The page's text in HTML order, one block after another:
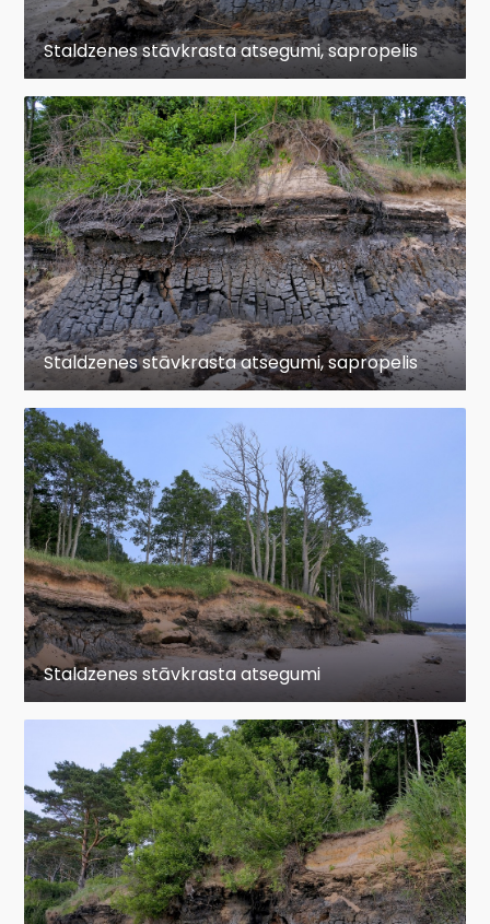
Staldzenes stāvkrasta atsegumi, sapropelis
Staldzenes stāvkrasta atsegumi, sapropelis
Staldzenes stāvkrasta atsegumi